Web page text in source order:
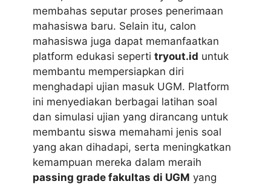
membahas seputar proses penerimaan
mahasiswa baru. Selain itu, calon
mahasiswa juga dapat memanfaatkan
platform edukasi seperti tryout.id untuk
membantu mempersiapkan diri
menghadapi ujian masuk UGM. Platform
ini menyediakan berbagai latihan soal
dan simulasi ujian yang dirancang untuk
membantu siswa memahami jenis soal
yang akan dihadapi, serta meningkatkan
kemampuan mereka dalam meraih
passing grade fakultas di UGM yang